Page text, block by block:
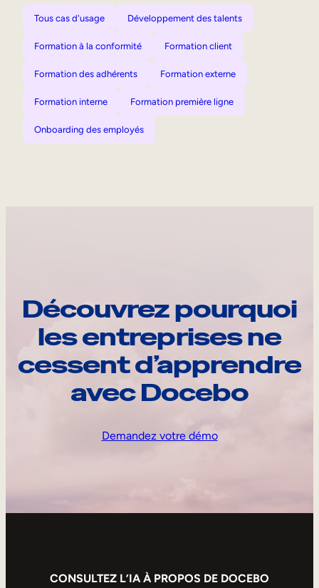
Tous cas d'usage Développement des talents
Formation à la conformité Formation client
Formation des adhérents Formation externe
Formation interne Formation première ligne
Onboarding des employés
Découvrez pourquoi
les entreprises ne
cessent d’apprendre
avec Docebo
Demandez votre démo
CONSULTEZ L’IA À PROPOS DE DOCEBO